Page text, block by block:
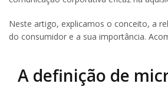
Neste artigo, explicamos o conceito, a
do consumidor e a sua importância.
A definição de